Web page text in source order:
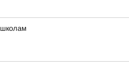
школам